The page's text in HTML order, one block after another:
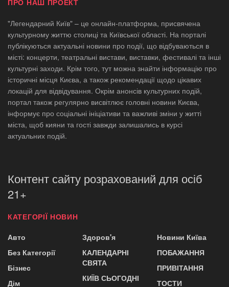
ПРО НАШ ПРОЕКТ
"Легендарний Київ" – це онлайн-платформа, присвячена
культурному життю столиці та Київської області. На порталі
публікуються актуальні новини про події, що відбуваються в
місті: концерти, театральні вистави, виставки, фестивалі та інші
культурні заходи. Крім того, тут можна знайти інформацію про
історичні місця Києва, а також рекомендації щодо цікавих
локацій для відвідування. Окрім анонсів культурних подій,
портал також регулярно висвітлює головні новини Києва,
інформує про соціальні ініціативи та важливі зміни у житті
міста, щоб кияни та гості завжди залишались в курсі
актуальних подій.
Контент сайту розрахований для осіб
21+
КАТЕГОРІЇ НОВИН
Авто
Без Категорії
Бізнес
Дім
Здоров'я
КАЛЕНДАРНІ
СВЯТА
КИЇВ СЬОГОДНІ
Новини Київа
ПОБАЖАННЯ
ПРИВІТАННЯ
ТОСТИ